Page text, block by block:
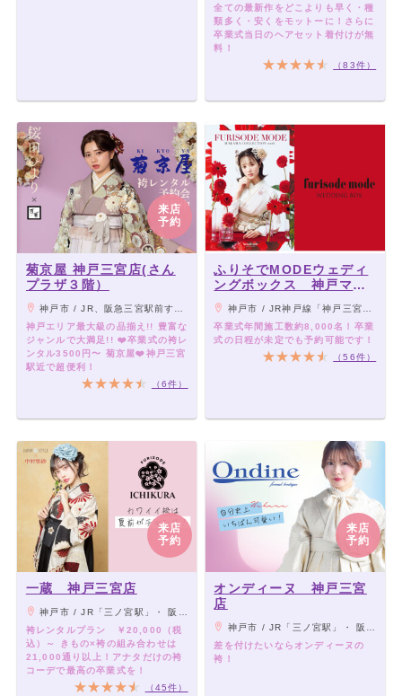
全ての最新作をどこよりも早く・種
類多く・安くをモットーに！さらに
卒業式当日のヘアセット着付けが無
料！
（83件）
来店
予約
菊京屋 神戸三宮店(さん
プラザ３階）
神戸市 / JR、阪急三宮駅前すぐ さんプラザ3階
神戸エリア最大級の品揃え!! 豊富な
ジャンルで大満足!! ❤️卒業式の袴レ
ンタル3500円〜 菊京屋❤️神戸三宮
駅近で超便利！
（6件）
ふりそでMODEウェディ
ングボックス 神戸マル
イ店
神戸市 / JR神戸線「神戸三宮駅」より徒歩4分、地下鉄海岸線「三宮・花時計前駅」より徒歩3分
卒業式年間施工数約8,000名！卒業
式の日程が未定でも予約可能です！
（56件）
来店
予約
一蔵 神戸三宮店
神戸市 / JR「三ノ宮駅」・ 阪急電鉄「神戸三宮駅」・ 阪神電鉄「神戸三宮駅」 ・ 神戸市営地下鉄西神山手線「三宮駅」より徒歩にて5分 / 神戸市営地下鉄海岸線「三宮·花時計前駅」より徒歩1分/ポートライナー「三宮駅」より徒歩5分
袴レンタルプラン ￥20,000（税
込）～ きもの×袴の組み合わせは
21,000通り以上！アナタだけの袴
コーデで最高の卒業式を！
（45件）
来店
予約
オンディーヌ 神戸三宮
店
神戸市 / JR「三ノ宮駅」・ 阪急電鉄「神戸三宮駅」・ 阪神電鉄「神戸三宮駅」 ・ 神戸市営地下鉄西神山手線「三宮駅」より徒歩にて5分 / 神戸市営地下鉄海岸線「三宮·花時計前駅」より徒歩1分/ポートライナー「三宮駅」より徒歩5分
差を付けたいならオンディーヌの
袴！